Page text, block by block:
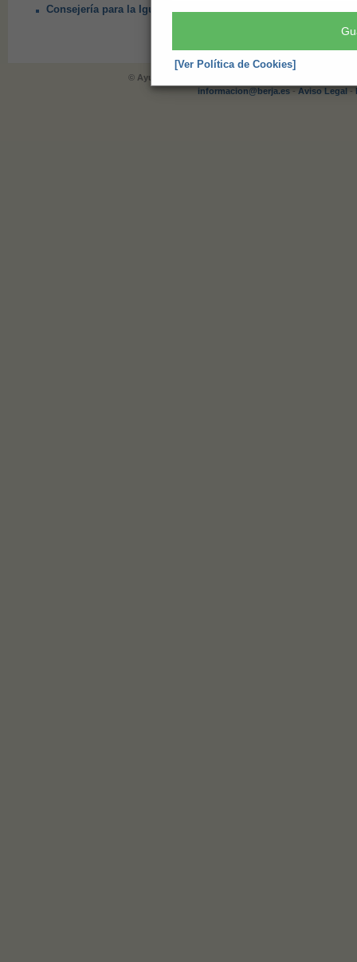
[Ver Política de Cookies]
Consejería para la Igualdad y el Bienestar Social. Servicio de
© Ayuntamiento de Berja (CIF: P-0402900-E)
informacion@berja.es-Aviso Legal-